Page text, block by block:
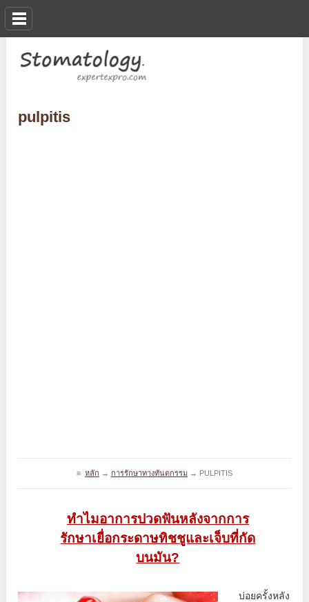
pulpitis
≡ หลัก → การรักษาทางทันตกรรม→ PULPITIS
ทำไมอาการปวดฟันหลังจากการ
รักษาเยื่อกระดาษทิชชูและเจ็บที่กัด
บนมัน?
บ่อยครั้งหลัง